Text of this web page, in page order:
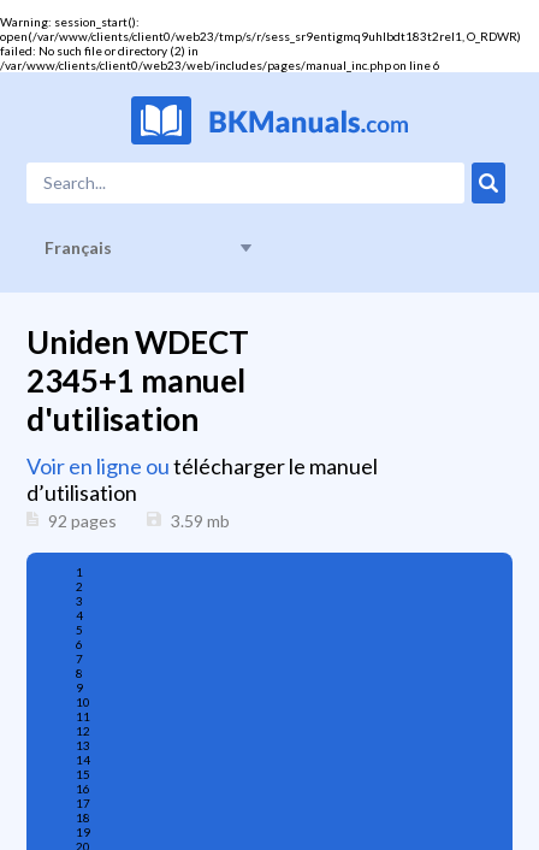
Warning: session_start():
open(/var/www/clients/client0/web23/tmp/s/r/sess_sr9entigmq9uhlbdt183t2rel1, O_RDWR)
failed: No such file or directory (2) in
/var/www/clients/client0/web23/web/includes/pages/manual_inc.phpon line6
Français
Uniden WDECT
2345+1 manuel
d'utilisation
Voir en ligne outélécharger le manuel
d’utilisation
92 pages 3.59 mb
1
2
3
4
5
6
7
8
9
10
11
12
13
14
15
16
17
18
19
20